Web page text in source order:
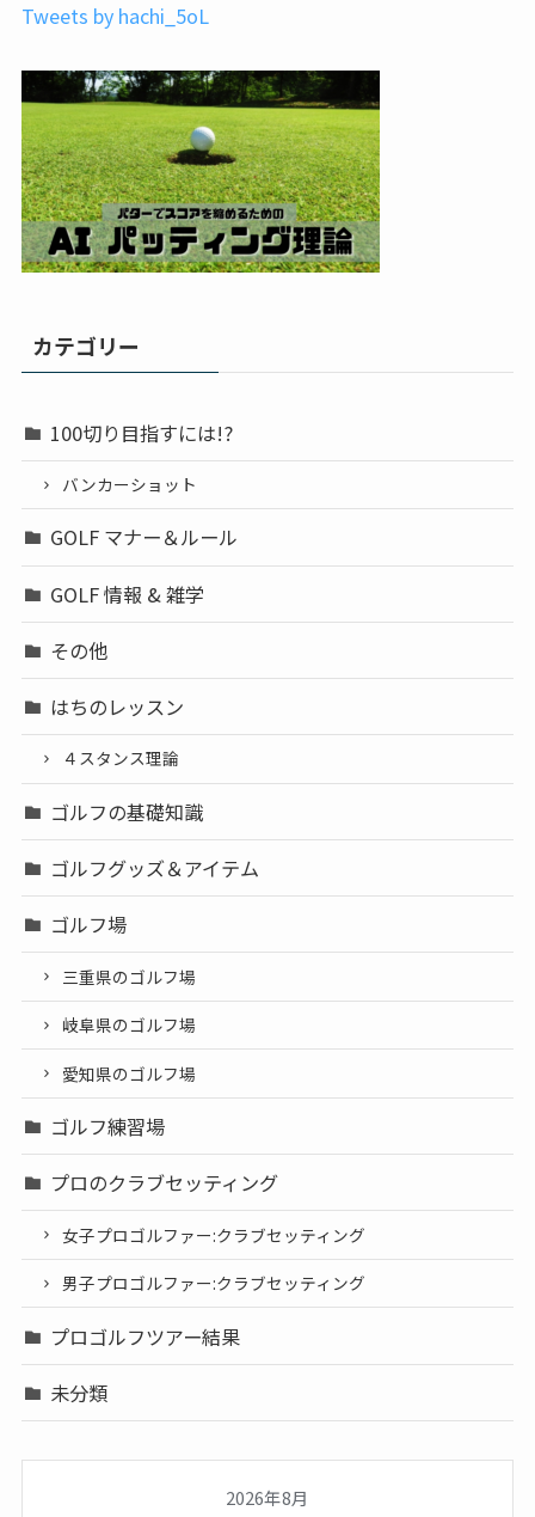
Tweets by hachi_5oL
カテゴリー
100切り目指すには!?
バンカーショット
GOLF マナー＆ルール
GOLF 情報 & 雑学
その他
はちのレッスン
４スタンス理論
ゴルフの基礎知識
ゴルフグッズ＆アイテム
ゴルフ場
三重県のゴルフ場
岐阜県のゴルフ場
愛知県のゴルフ場
ゴルフ練習場
プロのクラブセッティング
女子プロゴルファー:クラブセッティング
男子プロゴルファー:クラブセッティング
プロゴルフツアー結果
未分類
2026年8月